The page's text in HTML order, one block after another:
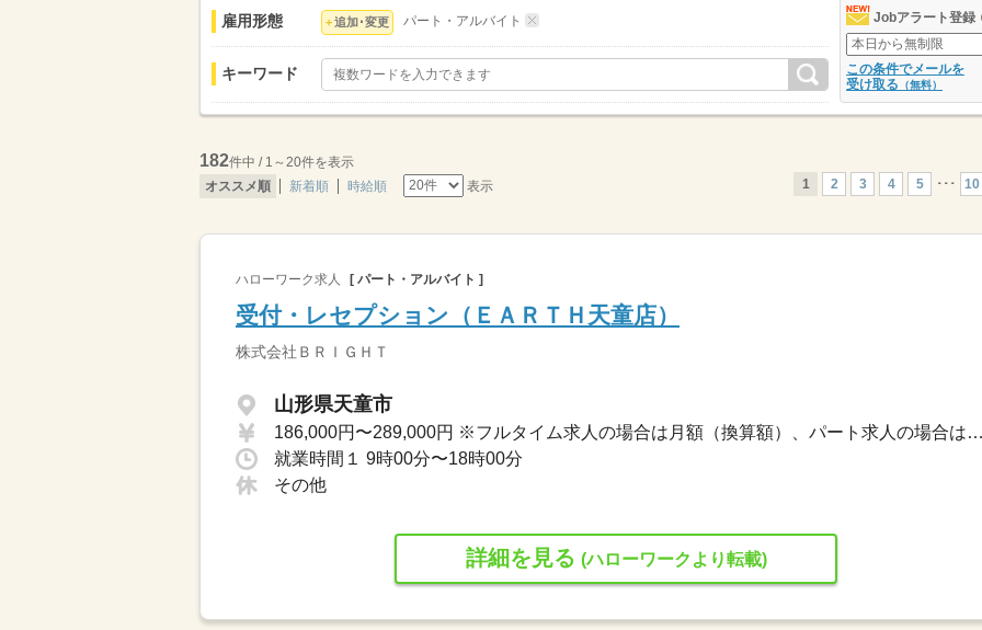
雇用形態 追加･変更 パート・アルバイト
キーワード
Jobアラート登録
この条件でメールを
受け取る （無料）
182件中 / 1～20件を表示
オススメ順
新着順 時給順 表示 1 2 3 4 5 ･･･ 10
ハローワーク求人 [ パート・アルバイト ]
受付・レセプション（ＥＡＲＴＨ天童店）
株式会社ＢＲＩＧＨＴ
山形県天童市
186,000円〜289,000円 ※フルタイム求人の場合は月額（換算額）、パート求人の場合は時間額を表示しています。
就業時間１ 9時00分〜18時00分
その他
詳細を見る (ハローワークより転載)